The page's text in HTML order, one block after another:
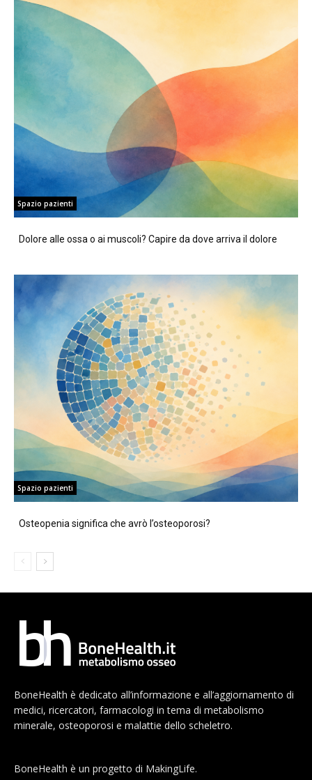
Spazio pazienti
Dolore alle ossa o ai muscoli? Capire da dove arriva il dolore
Spazio pazienti
Osteopenia significa che avrò l’osteoporosi?
BoneHealth è dedicato all’informazione e all’aggiornamento di
medici, ricercatori, farmacologi in tema di metabolismo
minerale, osteoporosi e malattie dello scheletro.
BoneHealth è un progetto di MakingLife.